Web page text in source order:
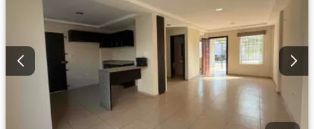
Completamente amoblado